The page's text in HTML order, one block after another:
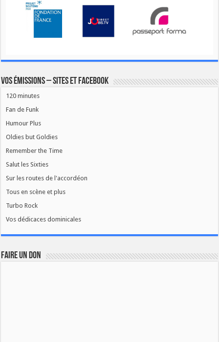
Vos émissions – Sites et Facebook
120 minutes
Fan de Funk
Humour Plus
Oldies but Goldies
Remember the Time
Salut les Sixties
Sur les routes de l'accordéon
Tous en scène et plus
Turbo Rock
Vos dédicaces dominicales
FAIRE UN DON